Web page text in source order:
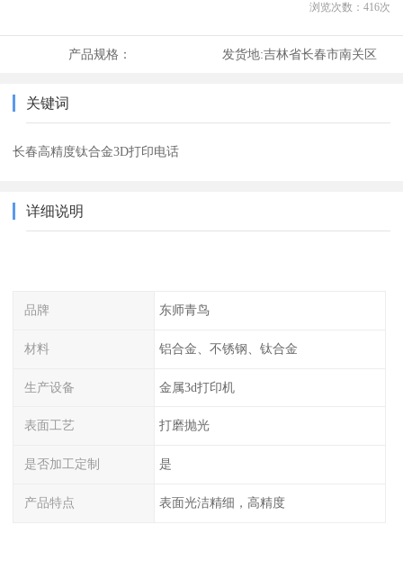
浏览次数： 416次
产品规格： 发货地:吉林省长春市南关区
关键词
长春高精度钛合金3D打印电话
详细说明
品牌 东师青鸟
材料 铝合金、不锈钢、钛合金
生产设备 金属3d打印机
表面工艺 打磨抛光
是否加工定制 是
产品特点 表面光洁精细，高精度